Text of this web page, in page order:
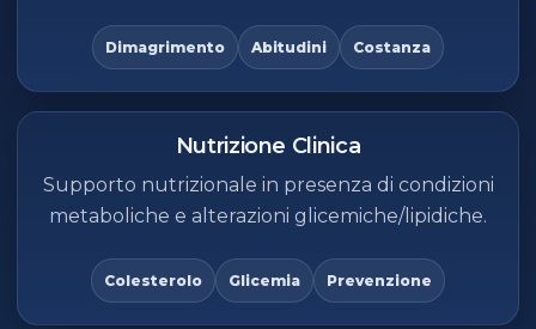
Dimagrimento Abitudini Costanza
Nutrizione Clinica
Supporto nutrizionale in presenza di condizioni
metaboliche e alterazioni glicemiche/lipidiche.
Colesterolo Glicemia Prevenzione